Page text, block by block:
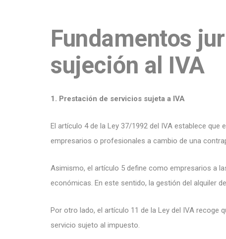
Fundamentos
sujeción al IVA
1. Prestación de servicios sujeta a IVA
El artículo 4 de la Ley 37/1992 del IVA establece
empresarios o profesionales a cambio de una
Asimismo, el artículo 5 define como empresarios a
económicas. En este sentido, la gestión del alquiler
Por otro lado, el artículo 11 de la Ley del IVA recoge
servicio sujeto al impuesto.